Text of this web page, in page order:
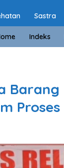
Sastra
Indeks